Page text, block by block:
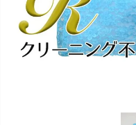
インナー・パニエ
ジュエリー
きちんと感のあるフォーマル
07 販売・共通のご案内
品質・返品・お手入れ
08 送料・お支払い